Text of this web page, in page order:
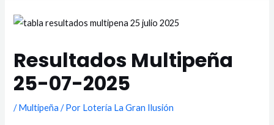
Resultados Multipeña
25-07-2025
/Multipeña / Por Lotería La Gran Ilusión